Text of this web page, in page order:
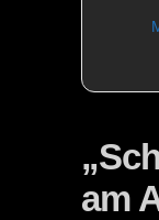
am